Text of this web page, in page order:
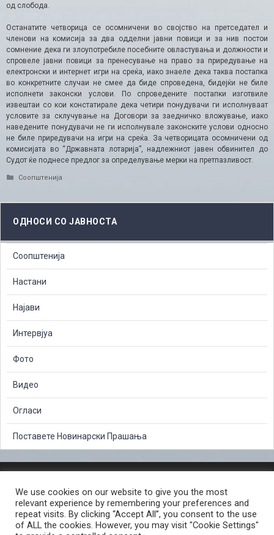
од слобода.
Останатите четворица се осомничени во својство на претседател и
членови на комисија за два одделни јавни повици и за нив постои
сомнение дека ги злоупотребиле посебните овластувања и должности и
спровеле јавни повици за пренесување на право за приредување на
електронски и интернет игри на среќа, иако знаеле дека таква постапка
во конкретните случаи не смее да биде спроведена, бидејќи не биле
исполнети законски услови. По спроведените постапки изготвиле
извештаи со кои констатирале дека четири понудувачи ги исполнуваат
условите за склучување на Договори за заедничко вложување, иако
наведените понудувачи не ги исполнувале законските услови односно
не биле приредувачи на игри на среќа. За четворицата осомничени од
комисијата во “Државната лотарија”, надлежниот јавен обвинител до
Судот ќе поднесе предлог за определување мерки на претпазливост.
Categories
Соопштенија
ОДНОСИ СО ЈАВНОСТА
Соопштенија
Настани
Најави
Интервјуа
Фото
Видео
Огласи
Поставете Новинарски Прашања
СЛОБОДЕН ПРИСТАП ДО ИНФОРМАЦИИ ОД ЈАВЕН КАРАКТЕР
ПОСТАПКА ЗА ПРИЈАВА НА КРИВИЧНО ДЕЛО
КОРИСНИ ЛИНКОВИ
ПОЛИТИКА ЗА ПРИВАТНОСТ ВЕБ СТРАНИЦА
We use cookies on our website to give you the most
relevant experience by remembering your preferences and
repeat visits. By clicking “Accept All”, you consent to the use
of ALL the cookies. However, you may visit "Cookie Settings"